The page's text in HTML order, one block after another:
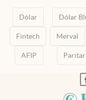
Dólar Dólar
Fintech Merval
AFIP